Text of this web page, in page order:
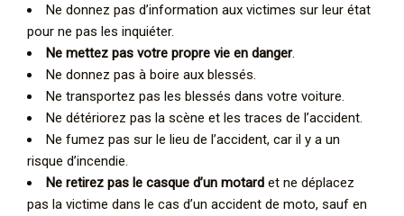
Ne donnez pas d’information aux victimes sur leur état
pour ne pas les inquiéter.
Ne mettez pas votre propre vie en danger.
Ne donnez pas à boire aux blessés.
Ne transportez pas les blessés dans votre voiture.
Ne détériorez pas la scène et les traces de l’accident.
Ne fumez pas sur le lieu de l’accident, car il y a un
risque d’incendie.
Ne retirez pas le casque d’un motard et ne déplacez
pas la victime dans le cas d’un accident de moto, sauf en